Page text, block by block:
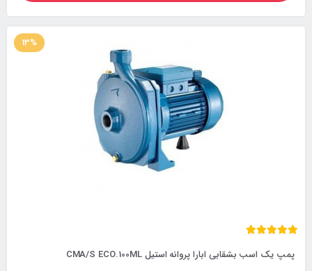
13%
پمپ یک اسب بشقابی ابارا پروانه استیل CMA/S ECO.100ML